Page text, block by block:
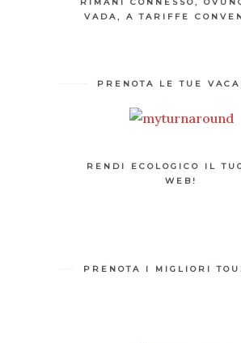
VADA, A TARIFFE
PRENOTA LE TUE
RENDI ECOLOGICO IL
WEB!
PRENOTA I MIGLIORI